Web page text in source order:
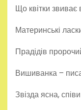
Що квітки звиває
Материнські
Прадідів
Вишиванка –
Звізда ясна,